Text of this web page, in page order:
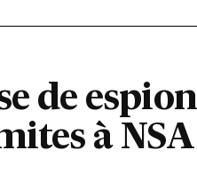
de
à NSA